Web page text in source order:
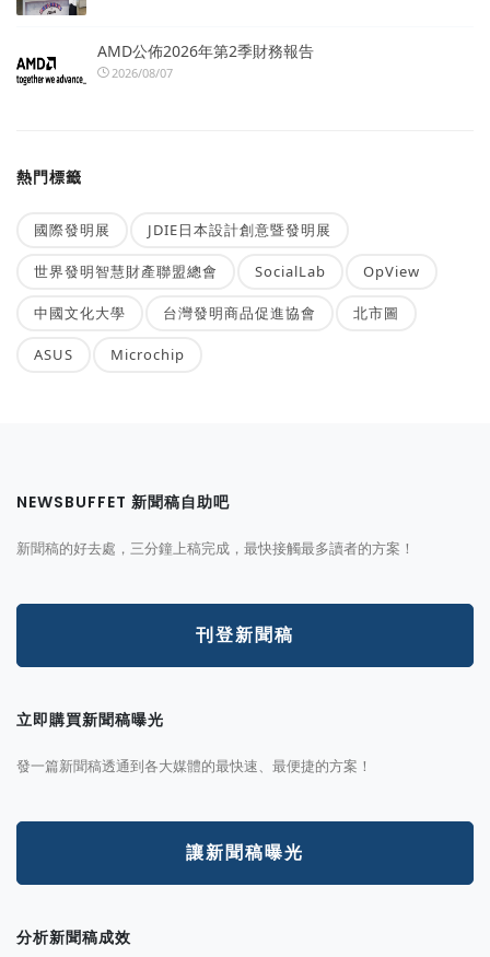
AMD公佈2026年第2季財務報告
2026/08/07
熱門標籤
國際發明展 JDIE日本設計創意暨發明展
世界發明智慧財產聯盟總會 SocialLab OpView
中國文化大學 台灣發明商品促進協會 北市圖
ASUS Microchip
NEWSBUFFET 新聞稿自助吧
新聞稿的好去處，三分鐘上稿完成，最快接觸最多讀者的方案！
刊登新聞稿
立即購買新聞稿曝光
發一篇新聞稿透通到各大媒體的最快速、最便捷的方案！
讓新聞稿曝光
分析新聞稿成效